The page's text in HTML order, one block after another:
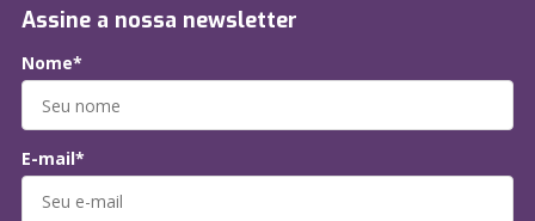
Assine a nossa newsletter
Nome*
E-mail*